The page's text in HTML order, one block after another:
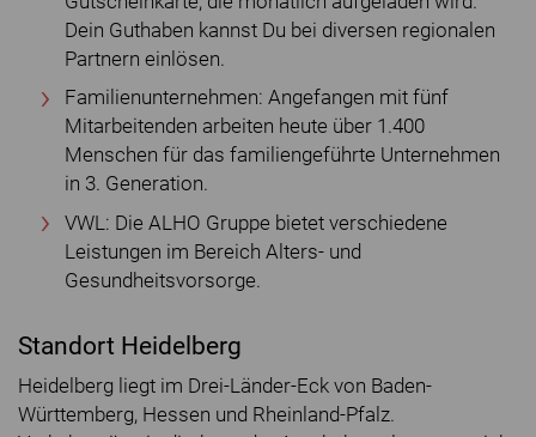
Dein Guthaben kannst Du bei diversen regionalen
Partnern einlösen.
Familienunternehmen: Angefangen mit fünf
Mitarbeitenden arbeiten heute über 1.400
Menschen für das familiengeführte Unternehmen
in 3. Generation.
VWL: Die ALHO Gruppe bietet verschiedene
Leistungen im Bereich Alters- und
Gesundheitsvorsorge.
Standort Heidelberg
Heidelberg liegt im Drei-Länder-Eck von Baden-
Württemberg, Hessen und Rheinland-Pfalz.